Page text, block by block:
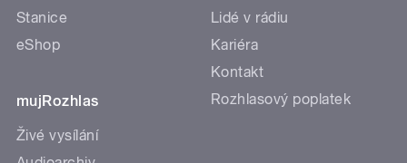
Stanice
eShop
mujRozhlas
Živé vysílání
Lidé v rádiu
Kariéra
Kontakt
Rozhlasový poplatek